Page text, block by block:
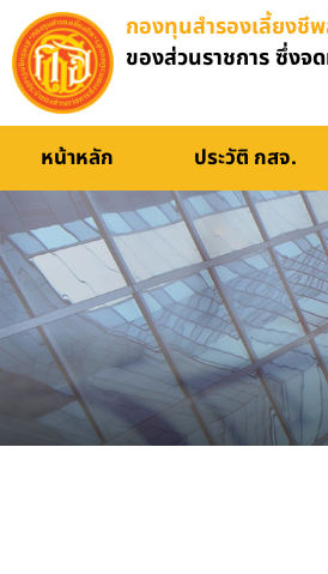
กองทุนสำรองเลี้ยงชีพ
ของส่วนราชการ ซึ่งจ
หน้าหลัก ประวัติ กสจ.
สำนักงาน กสจ.